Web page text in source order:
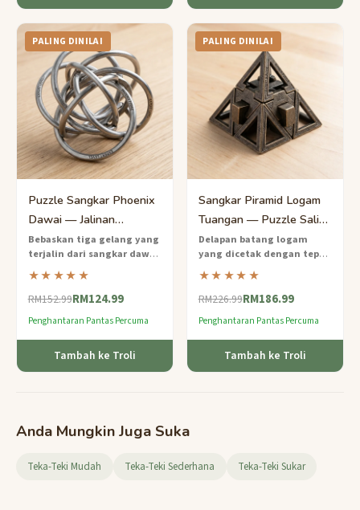
PALING DINILAI
Puzzle Sangkar Phoenix
Dawai — Jalinan
Berbilang Gelang Pakar
Bebaskan tiga gelang yang
terjalin dari sangkar dawai
berbentuk phoenix
teki dawai tahap pakar
dengan jalinan berlapis yang
yang mahir.
★★★★★
RM152.99RM124.99
Penghantaran Pantas Percuma
Tambah ke Troli
PALING DINILAI
Sangkar Piramid Logam
Tuangan — Puzzle Saling
Kunci 8 Keping Pakar
Delapan batang logam
yang dicetak dengan tepat
saling mengunci untuk
membentuk sangkar piramid
yang berkilau — nyahpasang
tahap pakar ini.
★★★★★
RM226.99RM186.99
Penghantaran Pantas Percuma
Tambah ke Troli
Anda Mungkin Juga Suka
Teka-Teki Mudah Teka-Teki Sederhana Teka-Teki Sukar